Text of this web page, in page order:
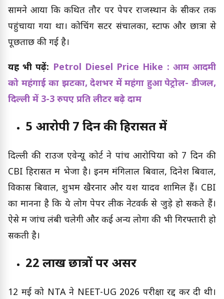
सामने आया कि कथित तौर पर पेपर राजस्थान के सीकर तक
पहुंचाया गया था। कोचिंग सेंटर संचालकों, स्टाफ और छात्रों से
पूछताछ की गई है।
यह भी पढ़ें: Petrol Diesel Price Hike : आम आदमी
को महंगाई का झटका, देशभर में महंगा हुआ पेट्रोल- डीजल,
दिल्ली में 3-3 रुपए प्रति लीटर बढ़े दाम
5 आरोपी 7 दिन की हिरासत में
दिल्ली की राउज एवेन्यू कोर्ट ने पांच आरोपियों को 7 दिन की
CBI हिरासत में भेजा है। इनमें मंगिलाल बिवाल, दिनेश बिवाल,
विकास बिवाल, शुभम खैरनार और यश यादव शामिल हैं। CBI
का मानना है कि ये लोग पेपर लीक नेटवर्क से जुड़े हो सकते हैं।
ऐसे में जांच लंबी चलेगी और कई अन्य लोगों की भी गिरफ्तारी हो
सकती है।
22 लाख छात्रों पर असर
12 मई को NTA ने NEET-UG 2026 परीक्षा रद्द कर दी थी।